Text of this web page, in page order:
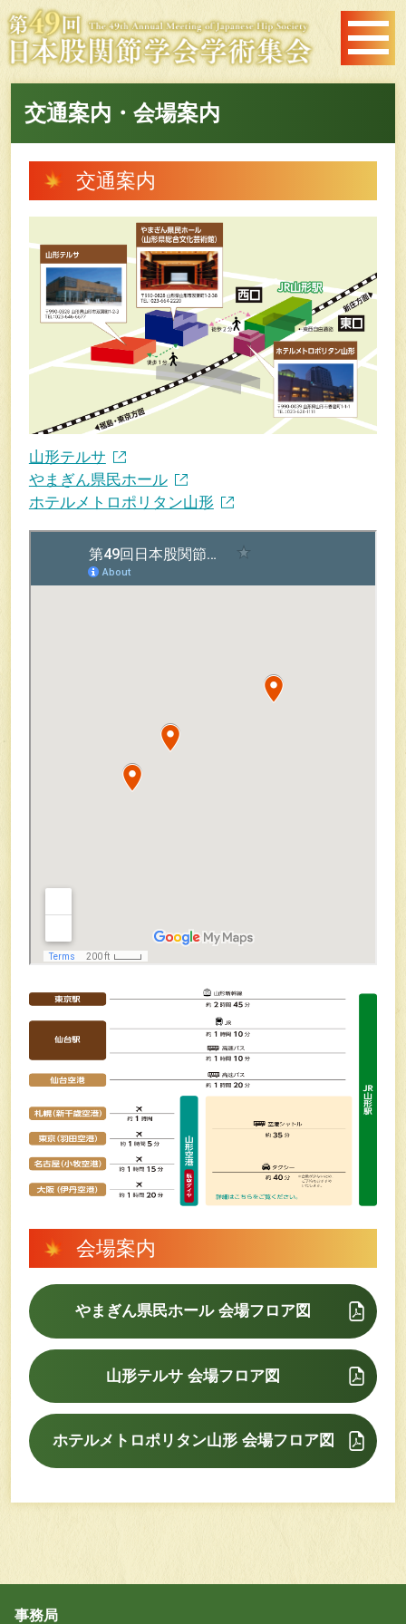
交通案内・会場案内
交通案内
山形テルサ
やまぎん県民ホール
ホテルメトロポリタン山形
会場案内
やまぎん県民ホール 会場フロア図
山形テルサ 会場フロア図
ホテルメトロポリタン山形 会場フロア図
事務局